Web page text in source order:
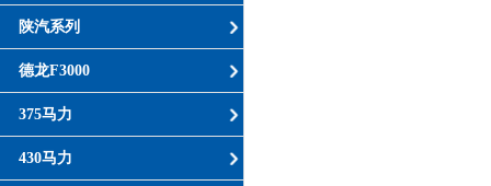
陕汽系列
德龙F3000
375马力
430马力